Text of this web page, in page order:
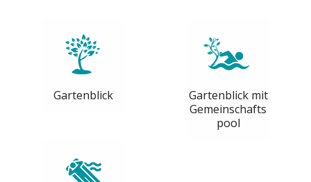
Gartenblick
Gartenblick mit
Gemeinschafts
pool